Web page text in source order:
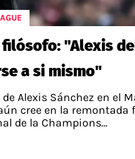
"Alexis
a si mismo"
Alexis Sánchez en el
cree en la remontada
de la Champions...